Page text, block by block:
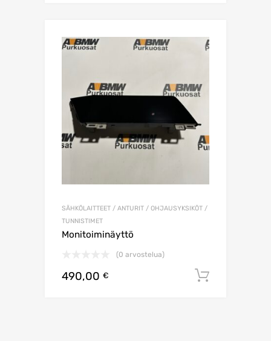
SÄHKÖLAITTEET / ANTURIT / OHJAUSYKSIKÖT /
TUNNISTIMET
Monitoiminäyttö
(0 arvostelua)
490,00 €